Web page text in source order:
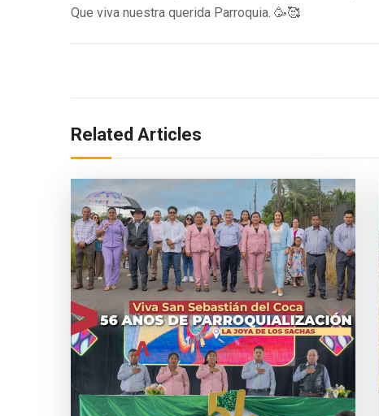
Que viva nuestra querida Parroquia. 🥳🥰
Related Articles